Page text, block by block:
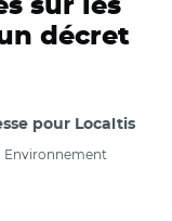
sur les
décret
pour Localtis
Environnement